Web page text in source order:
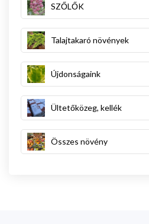
SZŐLŐK
Talajtakaró növények
Újdonságaink
Ültetőközeg, kellék
Összes növény